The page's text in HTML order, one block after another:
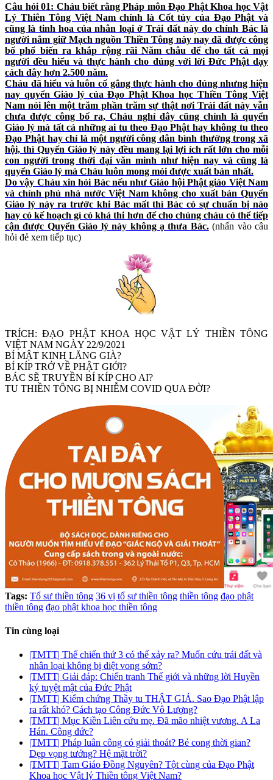
Câu hỏi 01: Cháu biết rằng Pháp môn Đạo Phật Khoa học Vật
Lý Thiên Tông Việt Nam chính là Cốt tủy của Đạo Phật và
cũng là tinh hoa của nhân loại ở Trái đất này do chính Bác là
người nắm giữ Mạch nguồn Thiền Tông này nay đã được công
bố phổ biến ra khắp rộng rãi Năm châu để cho tất cả mọi
người đều hiểu và thực hành cho đúng với lời Đức Phật dạy
cách đây hơn 2.500 năm.
Cháu đã hiểu và luôn cố gắng thực hành cho đúng nhưng hiện
nay quyển Giáo lý của Đạo Phật Khoa học Thiền Tông Việt
Nam nói lên một trăm phần trăm sự thật nơi Trái đất này vẫn
chưa được công bố ra, Cháu nghỉ đây cũng chính là quyển
Giáo lý mà tất cả những ai tu theo Đạo Phật hay không tu theo
Đạo Phật hay chỉ là một người công dân bình thường trong xã
hội, thì Quyển Giáo lý này đều mang lại lợi ích rất lớn cho mỗi
con người trong thời đại văn minh như hiện nay và cũng là
quyển Giáo lý mà Cháu luôn mong mỏi được xuất bản nhất.
Do vậy Cháu xin hỏi Bác nếu như Giáo hội Phật giáo Việt Nam
và chính phủ nhà nước Việt Nam không cho xuất bản Quyển
Giáo lý này ra trước khi Bác mất thì Bác có sự chuẩn bị nào
hay có kế hoạch gì có khả thi hơn để cho chúng cháu có thể tiếp
cận được Quyển Giáo lý này không ạ thưa Bác.(nhấn vào câu
hỏi đẻ xem tiếp tục)
TRÍCH: ĐẠO PHẬT KHOA HỌC VẬT LÝ THIỀN TÔNG
VIỆT NAM NGÀY 22/9/2021
BÍ MẬT KINH LĂNG GIÀ?
BÍ KÍP TRỞ VỀ PHẬT GIỚI?
BÁC SẼ TRUYỀN BÍ KÍP CHO AI?
TU THIỀN TÔNG BỊ NHIỄM COVID QUA ĐỜI?
Tags: Tổ sư thiền tông 36 vị tổ sư thiền tông thiền tông đạo phật
thiền tông đạo phật khoa học thiền tông
Tin cùng loại
|TMTT| Thế chiến thứ 3 có thể xảy ra? Muốn cứu trái đất và
nhân loại không bị diệt vong sớm?
|TMTT| Giải đáp: Chiến tranh Thế giới và những lời Huyền
ký tuyệt mật của Đức Phật
|TMTT| Kiểm chứng Thầy tu THẬT GIẢ. Sao Đạo Phật lập
ra rất khó? Cách tạo Công Đức Vô Lượng?
|TMTT| Mục Kiền Liên cứu mẹ. Đã mão nhiệt vương. A La
Hán. Công đức?
|TMTT| Pháp luân công có giải thoát? Bẻ cong thời gian?
Dẹp vọng tưởng? Hệ mặt trời?
|TMTT| Tam Giáo Đồng Nguyên? Tột cùng của Đạo Phật
Khoa học Vật lý Thiền tông Việt Nam?